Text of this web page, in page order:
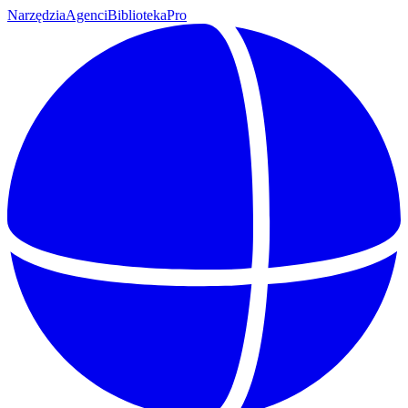
NarzędziaAgenciBibliotekaPro